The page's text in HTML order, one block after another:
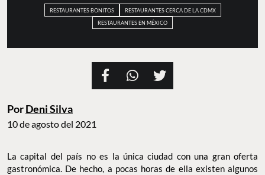
RESTAURANTES BONITOS
RESTAURANTES CERCA DE LA CDMX
RESTAURANTES EN MÉXICO
PorDeni Silva
10 de agosto del 2021
La capital del país no es la única ciudad con una gran oferta
gastronómica. De hecho, a pocas horas de ella existen algunos